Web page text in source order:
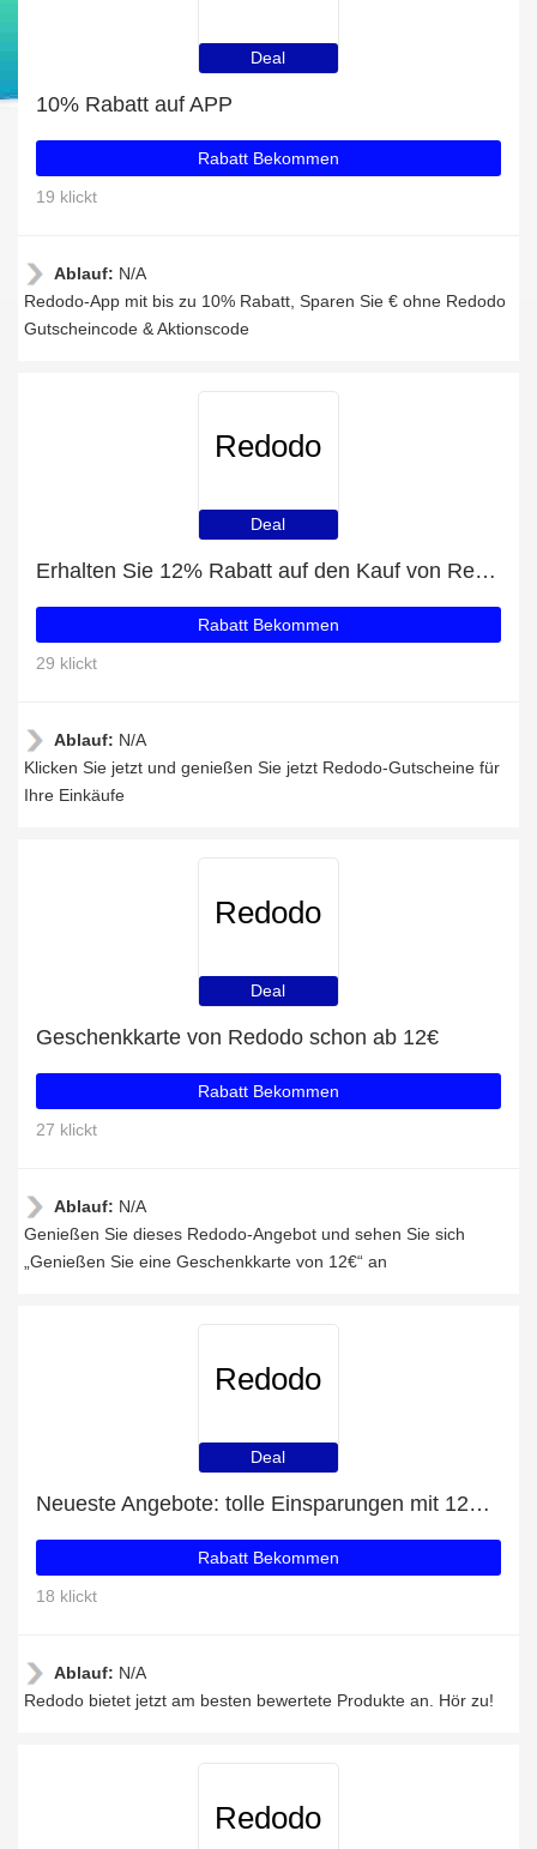
Deal
10% Rabatt auf APP
Rabatt Bekommen
19 klickt
Ablauf: N/A
Redodo-App mit bis zu 10% Rabatt, Sparen Sie € ohne Redodo
Gutscheincode & Aktionscode
Redodo
Deal
Erhalten Sie 12% Rabatt auf den Kauf von Redodo
Rabatt Bekommen
29 klickt
Ablauf: N/A
Klicken Sie jetzt und genießen Sie jetzt Redodo-Gutscheine für
Ihre Einkäufe
Redodo
Deal
Geschenkkarte von Redodo schon ab 12€
Rabatt Bekommen
27 klickt
Ablauf: N/A
Genießen Sie dieses Redodo-Angebot und sehen Sie sich
„Genießen Sie eine Geschenkkarte von 12€“ an
Redodo
Deal
Neueste Angebote: tolle Einsparungen mit 12% Rabatt
Rabatt Bekommen
18 klickt
Ablauf: N/A
Redodo bietet jetzt am besten bewertete Produkte an. Hör zu!
Redodo